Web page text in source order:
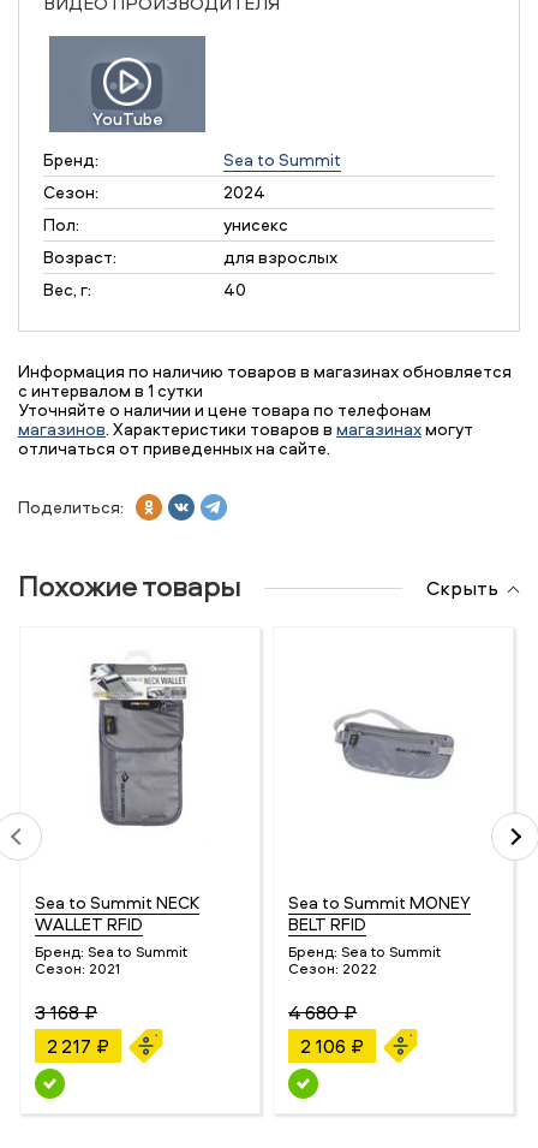
YouTube
Бренд:
Sea to Summit
Сезон:
2024
Пол:
унисекс
Возраст:
для взрослых
Вес, г:
40
Информация по наличию товаров в магазинах обновляется
с интервалом в 1 сутки
Уточняйте о наличии и цене товара по телефонам
магазинов. Характеристики товаров в магазинахмогут
отличаться от приведенных на сайте.
Поделиться:
Похожие товары Скрыть
Sea to Summit NECK
WALLET RFID
Бренд: Sea to Summit
Сезон: 2021
3 168 ₽
2 217 ₽
Sea to Summit MONEY
BELT RFID
Бренд: Sea to Summit
Сезон: 2022
4 680 ₽
2 106 ₽